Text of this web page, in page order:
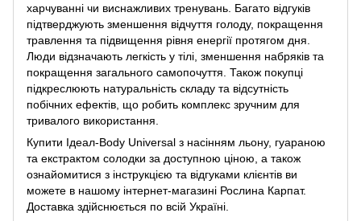
харчуванні чи виснажливих тренувань. Багато відгуків
підтверджують зменшення відчуття голоду, покращення
травлення та підвищення рівня енергії протягом дня.
Люди відзначають легкість у тілі, зменшення набряків та
покращення загального самопочуття. Також покупці
підкреслюють натуральність складу та відсутність
побічних ефектів, що робить комплекс зручним для
тривалого використання.
Купити Ідеал-Body Universal з насінням льону, гуараною
та екстрактом солодки за доступною ціною, а також
ознайомитися з інструкцією та відгуками клієнтів ви
можете в нашому інтернет-магазині Рослина Карпат.
Доставка здійснюється по всій Україні.